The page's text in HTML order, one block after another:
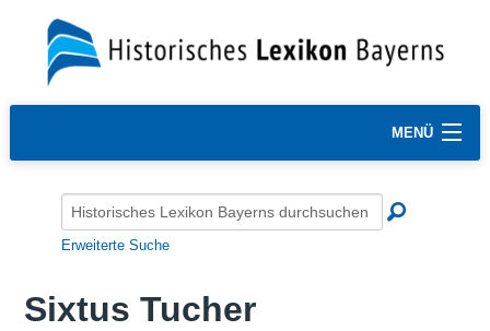
MENÜ
Erweiterte Suche
Sixtus Tucher